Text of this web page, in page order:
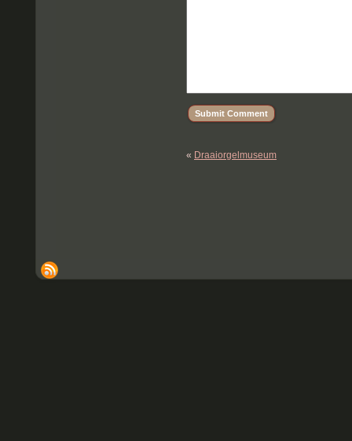
« Draaiorgelmuseum